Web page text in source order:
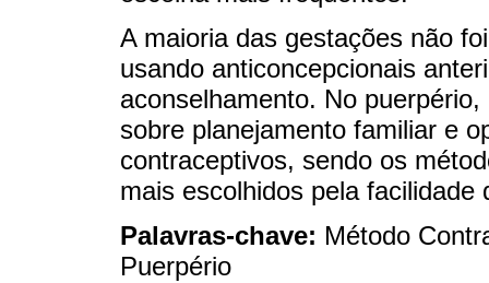
A maioria das gestações não
usando anticoncepcionais
aconselhamento. No
sobre planejamento familiar e
contraceptivos, sendo os
mais escolhidos pela facilidade
Palavras-chave: Método
Puerpério